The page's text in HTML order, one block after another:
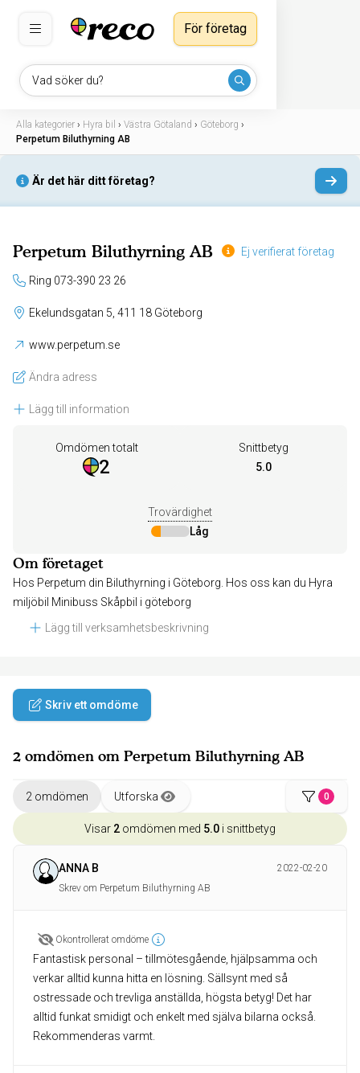
Vad söker du?
För företag
Alla kategorier › Hyra bil › Västra Götaland › Göteborg ›
Perpetum Biluthyrning AB
Är det här ditt företag?
Perpetum Biluthyrning AB Ej verifierat företag
Ring 073-390 23 26
Ekelundsgatan 5, 411 18 Göteborg
www.perpetum.se
Ändra adress
Lägg till information
Omdömen totalt
2
Snittbetyg
5.0
Trovärdighet
Låg
Om företaget
Hos Perpetum din Biluthyrning i Göteborg. Hos oss kan du Hyra
miljöbil Minibuss Skåpbil i göteborg
Lägg till verksamhetsbeskrivning
Skriv ett omdöme
2 omdömen om Perpetum Biluthyrning AB
2 omdömen Utforska 0
Visar 2 omdömen med 5.0 i snittbetyg
ANNA B
2022-02-20
Skrev om Perpetum Biluthyrning AB
Okontrollerat omdöme
Fantastisk personal – tillmötesgående, hjälpsamma och
verkar alltid kunna hitta en lösning. Sällsynt med så
ostressade och trevliga anställda, högsta betyg! Det har
alltid funkat smidigt och enkelt med själva bilarna också.
Rekommenderas varmt.